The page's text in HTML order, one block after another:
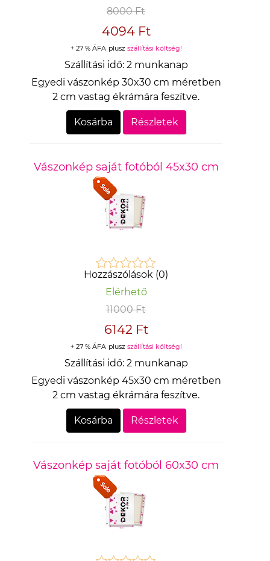
8000 Ft
4094 Ft
+ 27 % ÁFA plusz szállítási költség!
Szállítási idő: 2 munkanap
Egyedi vászonkép 30x30 cm méretben
2 cm vastag ékrámára feszítve.
Kosárba Részletek
Vászonkép saját fotóból 45x30 cm
Hozzászólások (0)
Elérhető
11000 Ft
6142 Ft
+ 27 % ÁFA plusz szállítási költség!
Szállítási idő: 2 munkanap
Egyedi vászonkép 45x30 cm méretben
2 cm vastag ékrámára feszítve.
Kosárba Részletek
Vászonkép saját fotóból 60x30 cm